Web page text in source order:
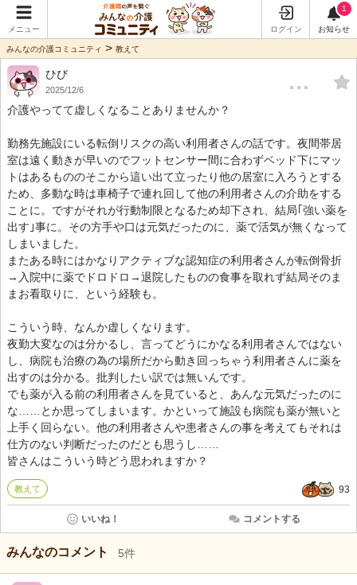
メニュー ログイン
1
お知らせ
みんなの介護コミュニティ > 教えて
ひび
2025/12/6 …
介護やってて虚しくなることありませんか？
勤務先施設にいる転倒リスクの高い利用者さんの話です。夜間帯居
室は遠く動きが早いのでフットセンサー間に合わずベッド下にマッ
トはあるもののそこから這い出て立ったり他の居室に入ろうとする
ため、多動な時は車椅子で連れ回して他の利用者さんの介助をする
ことに。ですがそれが行動制限となるため却下され、結局｢強い薬を
出す｣事に。その方手や口は元気だったのに、薬で活気が無くなって
しまいました。
またある時にはかなりアクティブな認知症の利用者さんが転倒骨折
→入院中に薬でドロドロ→退院したものの食事を取れず結局そのま
まお看取りに、という経験も。
こういう時、なんか虚しくなります。
夜勤大変なのは分かるし、言ってどうにかなる利用者さんではない
し、病院も治療の為の場所だから動き回っちゃう利用者さんに薬を
出すのは分かる。批判したい訳では無いんです。
でも薬が入る前の利用者さんを見ていると、あんな元気だったのに
な……とか思ってしまいます。かといって施設も病院も薬が無いと
上手く回らない。他の利用者さんや患者さんの事を考えてもそれは
仕方のない判断だったのだとも思うし……
皆さんはこういう時どう思われますか？
教えて 93
いいね！ コメントする
みんなのコメント 5件